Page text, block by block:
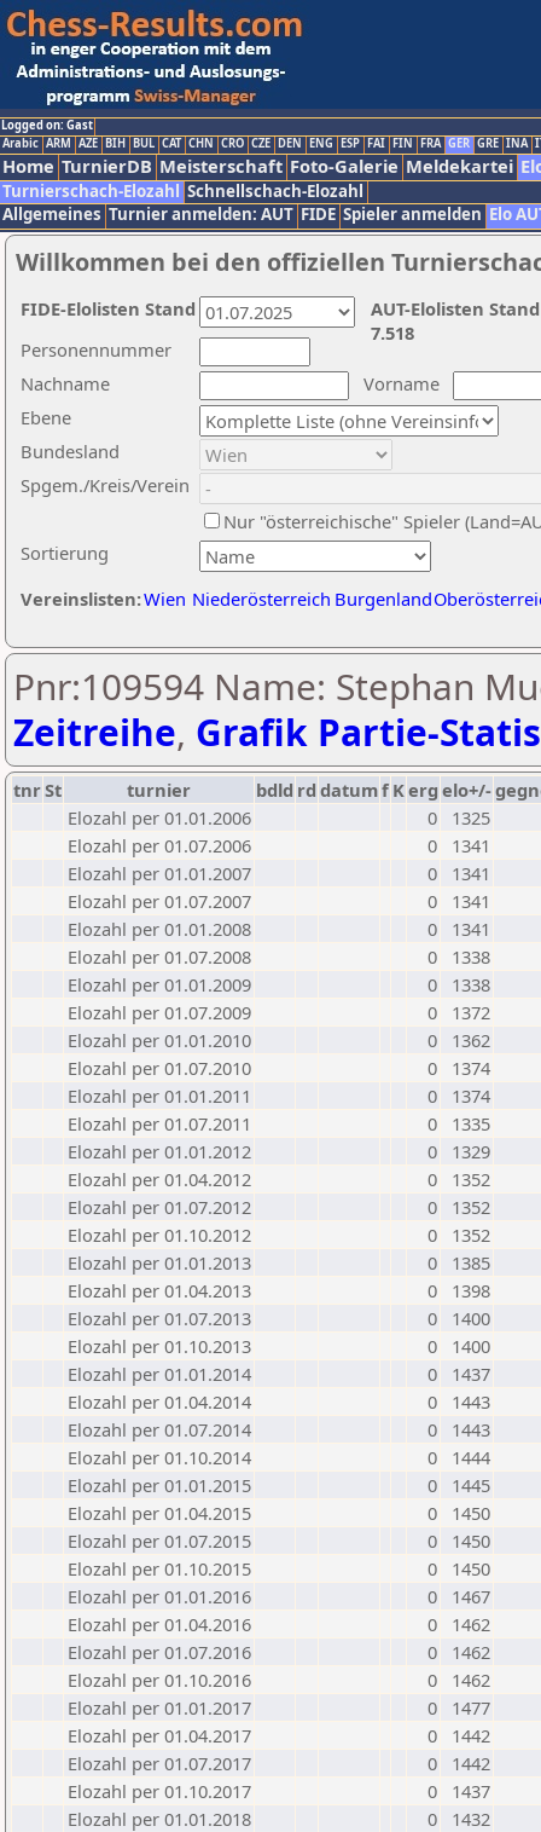
Logged on: Gast
Arabic ARM AZE BIH BUL CAT CHN CRO CZE DEN ENG ESP FAI FIN FRA GER GRE INA
Home TurnierDB Meisterschaft Foto-Galerie Meldekartei
Turnierschach-Elozahl Schnellschach-Elozahl
Allgemeines Turnier anmelden: AUT FIDE Spieler anmelden Elo
Willkommen bei den offiziellen
Nachname
Vorname
Ebene
Sortierung
Personennummer
Bundesland
Spgem./Kreis/Verein
Nur "österreichische" Spieler
Vereinslisten:Wien Niederösterreich Burgenland
AUT-Elolisten
7.518
FIDE-Elolisten Stand
Pnr:109594 Name: Stephan
Zeitreihe, Grafik Partie-
tnrSt turnier bdld rd datumf Kerg elo+/-
Elozahl per 01.01.2006
0
1325
Elozahl per 01.07.2006
0
1341
Elozahl per 01.01.2007
0
1341
Elozahl per 01.07.2007
0
1341
Elozahl per 01.01.2008
0
1341
Elozahl per 01.07.2008
0
1338
Elozahl per 01.01.2009
0
1338
Elozahl per 01.07.2009
0
1372
Elozahl per 01.01.2010
0
1362
Elozahl per 01.07.2010
0
1374
Elozahl per 01.01.2011
0
1374
Elozahl per 01.07.2011
0
1335
Elozahl per 01.01.2012
0
1329
Elozahl per 01.04.2012
0
1352
Elozahl per 01.07.2012
0
1352
Elozahl per 01.10.2012
0
1352
Elozahl per 01.01.2013
0
1385
Elozahl per 01.04.2013
0
1398
Elozahl per 01.07.2013
0
1400
Elozahl per 01.10.2013
0
1400
Elozahl per 01.01.2014
0
1437
Elozahl per 01.04.2014
0
1443
Elozahl per 01.07.2014
0
1443
Elozahl per 01.10.2014
0
1444
Elozahl per 01.01.2015
0
1445
Elozahl per 01.04.2015
0
1450
Elozahl per 01.07.2015
0
1450
Elozahl per 01.10.2015
0
1450
Elozahl per 01.01.2016
0
1467
Elozahl per 01.04.2016
0
1462
Elozahl per 01.07.2016
0
1462
Elozahl per 01.10.2016
0
1462
Elozahl per 01.01.2017
0
1477
Elozahl per 01.04.2017
0
1442
Elozahl per 01.07.2017
0
1442
Elozahl per 01.10.2017
0
1437
Elozahl per 01.01.2018
0
1432